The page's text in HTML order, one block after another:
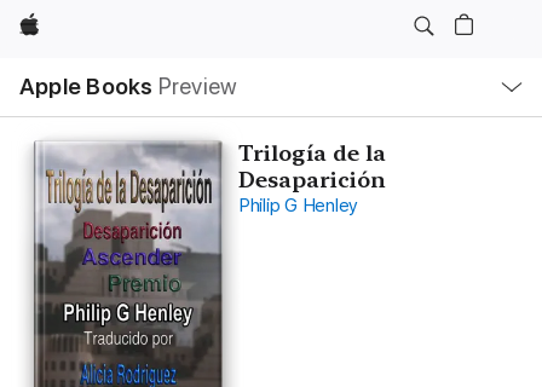
Apple
Apple Books Preview
Nav
Open
Menu
Trilogía de la
Desaparición
Philip G Henley